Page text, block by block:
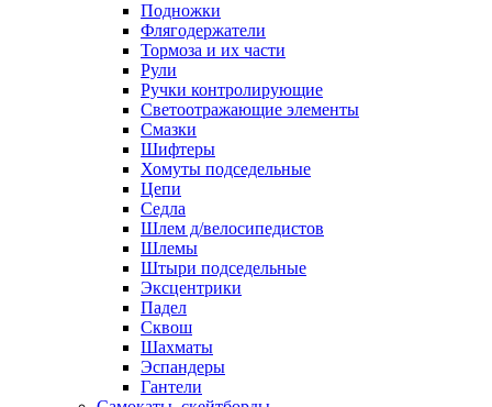
Подножки
Флягодержатели
Тормоза и их части
Рули
Ручки контролирующие
Светоотражающие элементы
Смазки
Шифтеры
Хомуты подседельные
Цепи
Седла
Шлем д/велосипедистов
Шлемы
Штыри подседельные
Эксцентрики
Падел
Сквош
Шахматы
Эспандеры
Гантели